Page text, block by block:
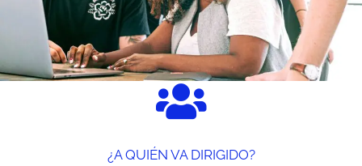
¿A QUIÉN VA DIRIGIDO?